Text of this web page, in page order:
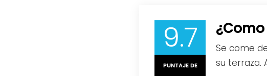
9.7
PUNTAJE DE
Se come
su terraza.